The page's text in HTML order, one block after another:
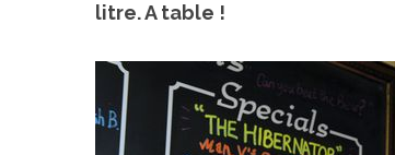
litre. A table !
On